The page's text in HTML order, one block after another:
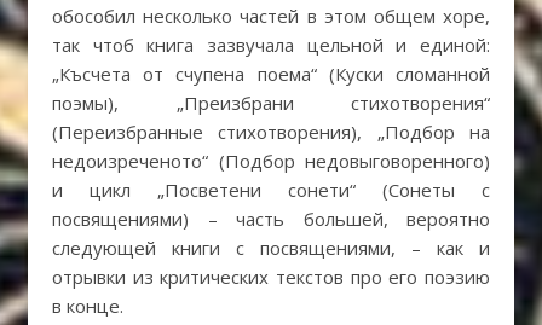
обособил несколько частей в этом общем хоре,
так чтоб книга зазвучала цельной и единой:
„Късчета от счупена поема“ (Куски сломанной
поэмы), „Преизбрани стихотворения“
(Переизбранные стихотворения), „Подбор на
недоизреченото“ (Подбор недовыговоренного)
и цикл „Посветени сонети“ (Сонеты с
посвящениями) – часть большей, вероятно
следующей книги с посвящениями, – как и
отрывки из критических текстов про его поэзию
в конце.